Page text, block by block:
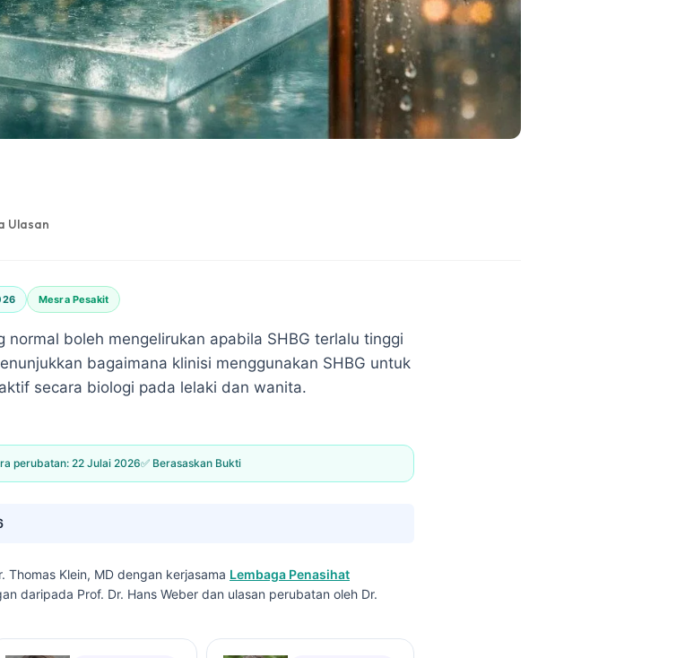
Ulasan
Mesra Pesakit
normal boleh mengelirukan apabila SHBG terlalu tinggi
bagaimana klinisi menggunakan SHBG untuk
secara biologi pada lelaki dan wanita.
perubatan: 22 Julai 2026✅ Berasaskan Bukti
Thomas Klein, MD dengan kerjasama Lembaga Penasihat
daripada Prof. Dr. Hans Weber dan ulasan perubatan oleh Dr.